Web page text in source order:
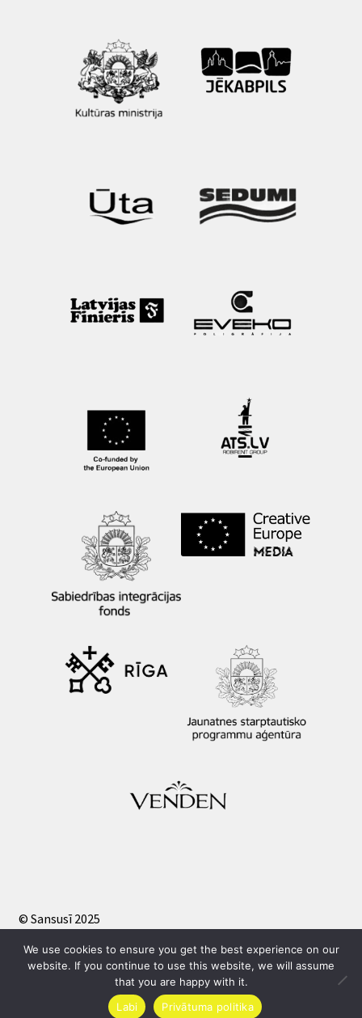
© Sansusī 2025
We use cookies to ensure you get the best experience on our
website. If you continue to use this website, we will assume
that you are happy with it.
Labi
Privātuma politika